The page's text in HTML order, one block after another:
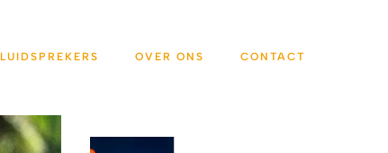
LUIDSPREKERS OVER ONS CONTACT